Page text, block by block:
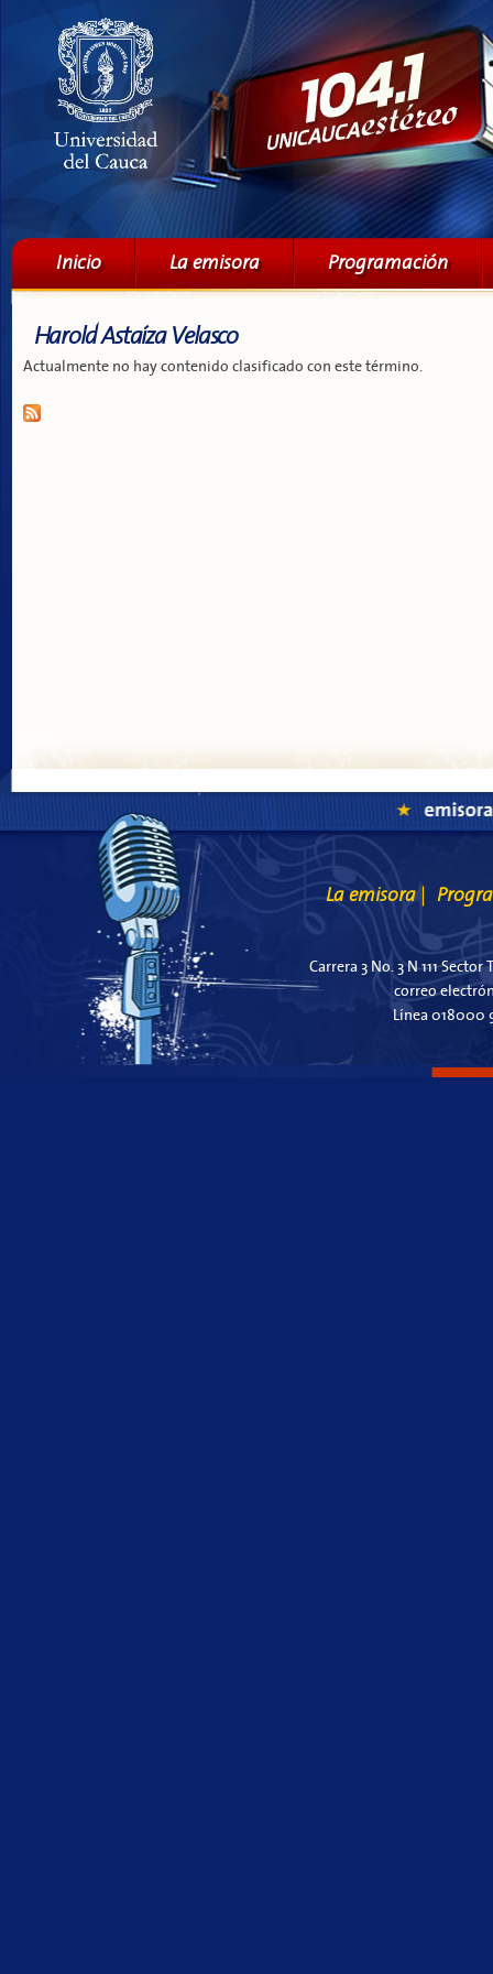
Menú principal
Inicio La emisora Programación
Harold Astaíza Velasco
Actualmente no hay contenido clasificado con este término.
La emisora
Carrera 3 No. 3 N 111
correo
Línea 018000